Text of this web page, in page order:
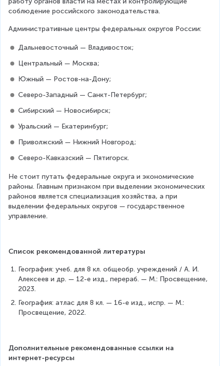
соблюдение российского законодательства.
Административные центры федеральных округов России:
Дальневосточный — Владивосток;
Центральный — Москва;
Южный — Ростов-на-Дону;
Северо-Западный — Санкт-Петербург;
Сибирский — Новосибирск;
Уральский — Екатеринбург;
Приволжский — Нижний Новгород;
Северо-Кавказский — Пятигорск.
Не стоит путать федеральные округа и экономические
районы. Главным признаком при выделении экономических
районов является специализация хозяйства, а при
выделении федеральных округов — государственное
управление.
Список рекомендованной литературы
География: учеб. для 8 кл. общеобр. учреждений / А. И.
Алексеев и др. — 12-е изд., перераб. — М.: Просвещение,
2023.
География: атлас для 8 кл. — 16-е изд., испр. — М.:
Просвещение, 2022.
Дополнительные рекомендованные ссылки на
интернет-ресурсы